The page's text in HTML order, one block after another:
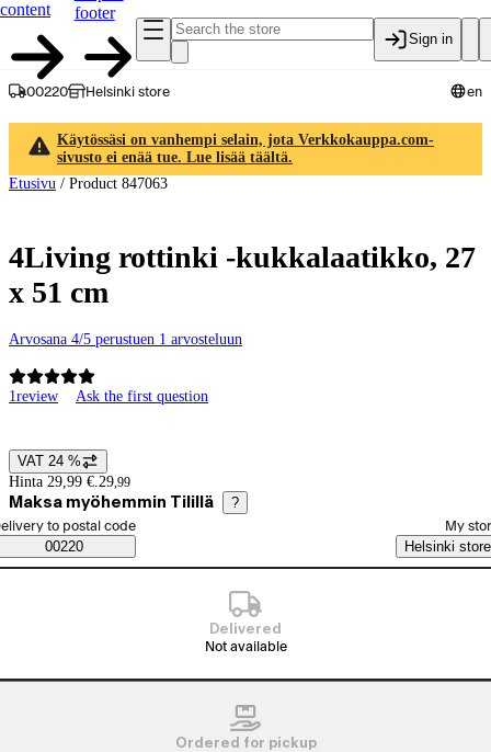
content
footer
Sign in
00220 Helsinki store en
Käytössäsi on vanhempi selain, jota Verkkokauppa.com-
sivusto ei enää tue. Lue lisää täältä.
Etusivu / Product 847063
4Living rottinki -kukkalaatikko, 27
x 51 cm
Arvosana 4/5 perustuen 1 arvosteluun
1review Ask the first question
Price details
VAT 24 %
Hinta 29,99 €. 29,99
Maksa myöhemmin Tilillä ?
Saatavuustiedot
order method
to postal code
00220
My
Helsinki store
Delivered
Not available
Ordered for pickup